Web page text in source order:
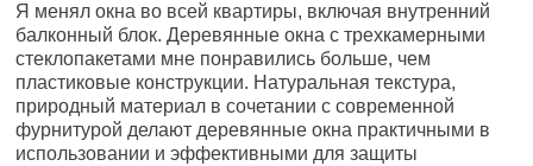
Я менял окна во всей квартиры, включая внутренний
балконный блок. Деревянные окна с трехкамерными
стеклопакетами мне понравились больше, чем
пластиковые конструкции. Натуральная текстура,
природный материал в сочетании с современной
фурнитурой делают деревянные окна практичными в
использовании и эффективными для защиты